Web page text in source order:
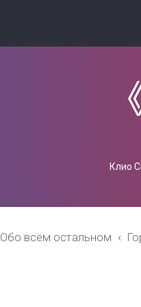
Клио
Обо всём остальном